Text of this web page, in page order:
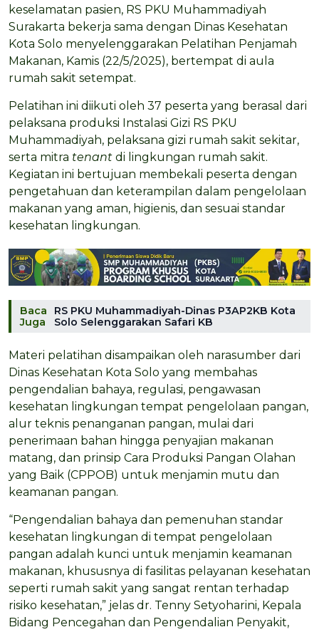
keselamatan pasien, RS PKU Muhammadiyah
Surakarta bekerja sama dengan Dinas Kesehatan
Kota Solo menyelenggarakan Pelatihan Penjamah
Makanan, Kamis (22/5/2025), bertempat di aula
rumah sakit setempat.
Pelatihan ini diikuti oleh 37 peserta yang berasal dari
pelaksana produksi Instalasi Gizi RS PKU
Muhammadiyah, pelaksana gizi rumah sakit sekitar,
serta mitra tenant di lingkungan rumah sakit.
Kegiatan ini bertujuan membekali peserta dengan
pengetahuan dan keterampilan dalam pengelolaan
makanan yang aman, higienis, dan sesuai standar
kesehatan lingkungan.
Baca
Juga
RS PKU Muhammadiyah-Dinas P3AP2KB Kota
Solo Selenggarakan Safari KB
Materi pelatihan disampaikan oleh narasumber dari
Dinas Kesehatan Kota Solo yang membahas
pengendalian bahaya, regulasi, pengawasan
kesehatan lingkungan tempat pengelolaan pangan,
alur teknis penanganan pangan, mulai dari
penerimaan bahan hingga penyajian makanan
matang, dan prinsip Cara Produksi Pangan Olahan
yang Baik (CPPOB) untuk menjamin mutu dan
keamanan pangan.
“Pengendalian bahaya dan pemenuhan standar
kesehatan lingkungan di tempat pengelolaan
pangan adalah kunci untuk menjamin keamanan
makanan, khususnya di fasilitas pelayanan kesehatan
seperti rumah sakit yang sangat rentan terhadap
risiko kesehatan,” jelas dr. Tenny Setyoharini, Kepala
Bidang Pencegahan dan Pengendalian Penyakit,